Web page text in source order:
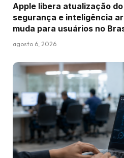
Apple libera atualização
segurança e inteligência
muda para usuários no
agosto 6, 2026